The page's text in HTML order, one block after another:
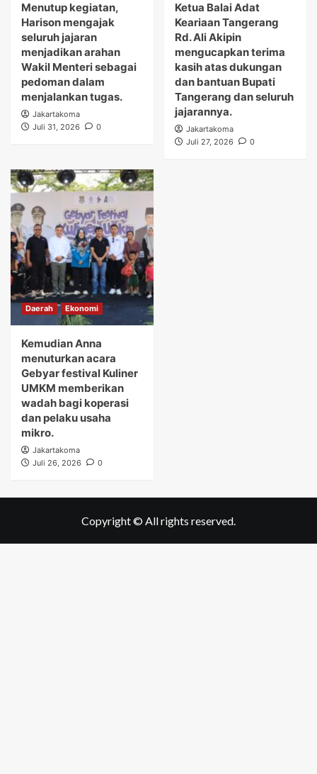
Menutup kegiatan,
Harison mengajak
seluruh jajaran
menjadikan arahan
Wakil Menteri sebagai
pedoman dalam
menjalankan tugas.
Jakartakoma
Juli 31, 2026
0
Ketua Balai Adat
Keariaan Tangerang
Rd. Ali Akipin
mengucapkan terima
kasih atas dukungan
dan bantuan Bupati
Tangerang dan seluruh
jajarannya.
Jakartakoma
Juli 27, 2026
0
Daerah Ekonomi
Kemudian Anna
menuturkan acara
Gebyar festival Kuliner
UMKM memberikan
wadah bagi koperasi
dan pelaku usaha
mikro.
Jakartakoma
Juli 26, 2026
0
Copyright © All rights reserved.